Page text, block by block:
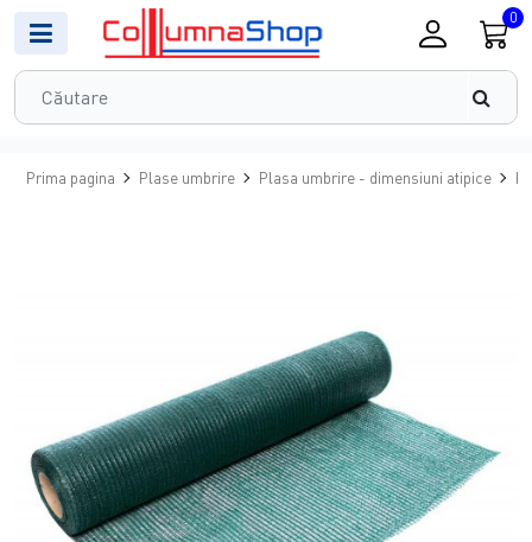
0
Prima pagina Plase umbrire Plasa umbrire - dimensiuni atipice